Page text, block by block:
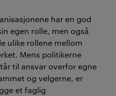
har en god
egen rolle, men også
ulike rollene mellom
Mens politikerne
til ansvar overfor egne
og velgerne, er
et faglig